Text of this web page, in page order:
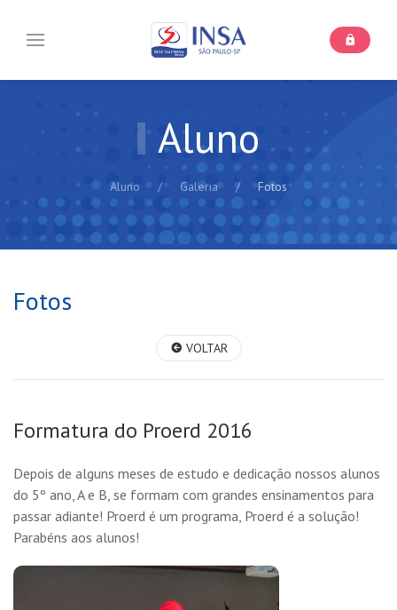
Aluno
Aluno Galeria Fotos
Fotos
VOLTAR
Formatura do Proerd 2016
Depois de alguns meses de estudo e dedicação nossos alunos
do 5º ano, A e B, se formam com grandes ensinamentos para
passar adiante! Proerd é um programa, Proerd é a solução!
Parabéns aos alunos!